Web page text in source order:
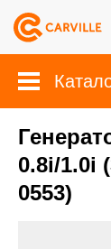
0.8i/1.0i
0553)